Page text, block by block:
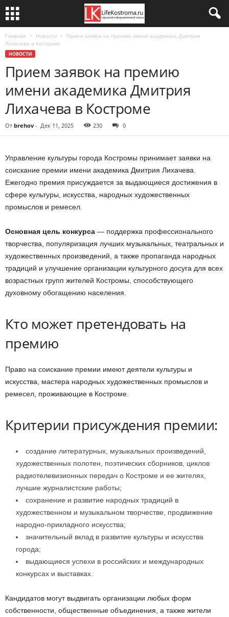
Главная Новости
Прием заявок на премию имени академика Дмитрия
Лихачева в Костроме
НОВОСТИ
Прием заявок на премию
имени академика Дмитрия
Лихачева в Костроме
От brehov - Дек 11, 2025 230 0
Управление культуры города Костромы принимает заявки на
соискание премии имени академика Дмитрия Лихачева.
Ежегодно премия присуждается за выдающиеся достижения в
сфере культуры, искусства, народных художественных
промыслов и ремесел.
Основная цель конкурса — поддержка профессионального
творчества, популяризация лучших музыкальных, театральных и
художественных произведений, а также пропаганда народных
традиций и улучшение организации культурного досуга для всех
возрастных групп жителей Костромы, способствующего
духовному обогащению населения.
Кто может претендовать на
премию
Право на соискание премии имеют деятели культуры и
искусства, мастера народных художественных промыслов и
ремесел, проживающие в Костроме.
Критерии присуждения премии:
создание литературных, музыкальных произведений,
художественных полотен, поэтических сборников, циклов
радиотелевизионных передач о Костроме и ее жителях,
лучшие журналистские работы;
сохранение и развитие народных традиций в
художественном и музыкальном творчестве, продвижение
народно-прикладного искусства;
значительный вклад в развитие культуры и искусства
города;
выдающиеся успехи в российских и международных
конкурсах и выставках.
Кандидатов могут выдвигать организации любых форм
собственности, общественные объединения, а также жители